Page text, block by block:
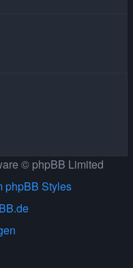
© phpBB Limited
phpBB Styles